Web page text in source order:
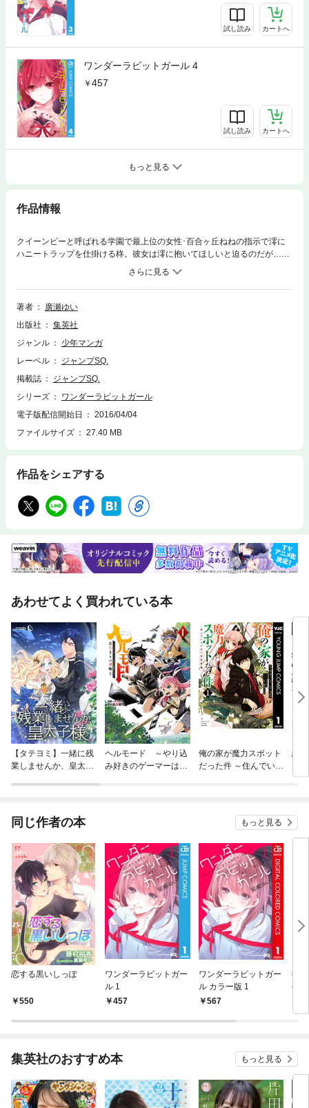
試し読み カートへ
ワンダーラビットガール 4
457
試し読み カートへ
もっと見る
作品情報
クイーンビーと呼ばれる学園で最上位の女性･百合ヶ丘ねねの指示で澪に
ハニートラップを仕掛ける柊。彼女は澪に抱いてほしいと迫るのだが…。
そんな彼女の隠された本心を知ったねねは澪にある要求を突き付ける!
著者
廣瀬ゆい
出版社
集英社
ジャンル
少年マンガ
レーベル
ジャンプSQ.
掲載誌
ジャンプSQ.
シリーズ
ワンダーラビットガール
電子版配信開始日
2016/04/04
ファイルサイズ
27.40 MB
作品をシェアする
あわせてよく買われている本
【タテヨミ】一緒に残
業しませんか、皇太子
ヘルモード ～やり込
み好きのゲーマーは廃
俺の家が魔力スポット
だった件 ～住んでいる
終
同じ作者の本 もっと見る
恋する黒いしっぽ
550
ワンダーラビットガー
ル 1
457
ワンダーラビットガー
ル カラー版 1
567
御
研修
集英社のおすすめ本 もっと見る